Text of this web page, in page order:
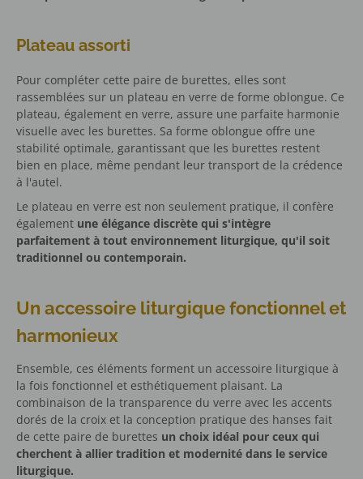
Plateau assorti
Pour compléter cette paire de burettes, elles sont
rassemblées sur un plateau en verre de forme oblongue. Ce
plateau, également en verre, assure une parfaite harmonie
visuelle avec les burettes. Sa forme oblongue offre une
stabilité optimale, garantissant que les burettes restent
bien en place, même pendant leur transport de la crédence
à l'autel.
Le plateau en verre est non seulement pratique, il confère
également une élégance discrète qui s'intègre
parfaitement à tout environnement liturgique, qu'il soit
traditionnel ou contemporain.
Un accessoire liturgique fonctionnel et
harmonieux
Ensemble, ces éléments forment un accessoire liturgique à
la fois fonctionnel et esthétiquement plaisant. La
combinaison de la transparence du verre avec les accents
dorés de la croix et la conception pratique des hanses fait
de cette paire de burettes un choix idéal pour ceux qui
cherchent à allier tradition et modernité dans le service
liturgique.